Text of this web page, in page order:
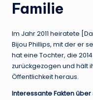
Familie
Im Jahr 2011 heiratete
Bijou Phillips, mit der er
hat eine Tochter, die
zurückgezogen und hält
Öffentlichkeit heraus.
Interessante Fakten